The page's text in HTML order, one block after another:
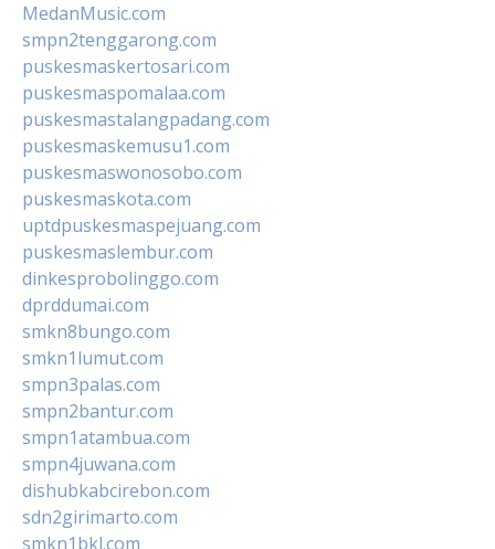
MedanMusic.com
smpn2tenggarong.com
puskesmaskertosari.com
puskesmaspomalaa.com
puskesmastalangpadang.com
puskesmaskemusu1.com
puskesmaswonosobo.com
puskesmaskota.com
uptdpuskesmaspejuang.com
puskesmaslembur.com
dinkesprobolinggo.com
dprddumai.com
smkn8bungo.com
smkn1lumut.com
smpn3palas.com
smpn2bantur.com
smpn1atambua.com
smpn4juwana.com
dishubkabcirebon.com
sdn2girimarto.com
smkn1bkl.com